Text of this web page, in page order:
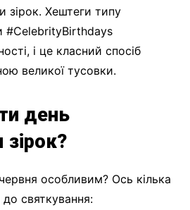
зірок. Хештеги типу
#CelebrityBirthdays
і це класний спосіб
великої тусовки.
день
особливим? Ось кілька
святкування: